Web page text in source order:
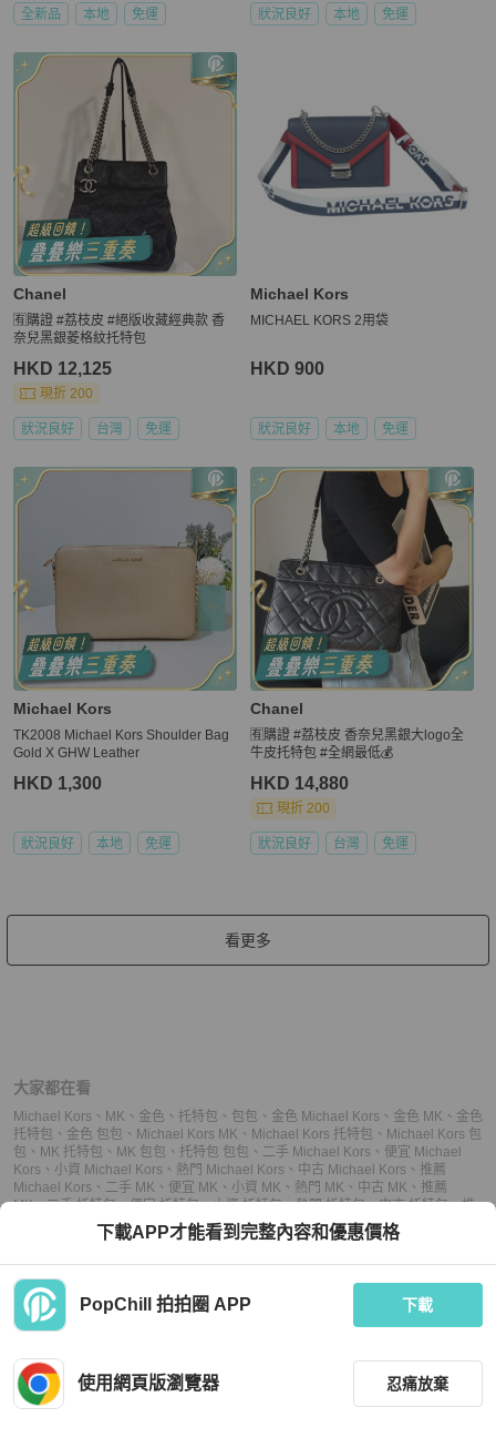
全新品 本地 免運 狀況良好 本地 免運
Chanel
🈶購證 #荔枝皮 #絕版收藏經典款 香
奈兒黑銀菱格紋托特包
HKD 12,125
現折 200
狀況良好 台灣 免運
Michael Kors
MICHAEL KORS 2用袋
HKD 900
狀況良好 本地 免運
Michael Kors
TK2008 Michael Kors Shoulder Bag
Gold X GHW Leather
HKD 1,300
狀況良好 本地 免運
Chanel
🈶購證 #荔枝皮 香奈兒黑銀大logo全
牛皮托特包 #全網最低💰
HKD 14,880
現折 200
狀況良好 台灣 免運
看更多
大家都在看
Michael Kors 、 MK 、 金色 、 托特包 、 包包 、 金色 Michael Kors 、 金色 MK 、 金色
托特包 、 金色 包包 、 Michael Kors MK 、 Michael Kors 托特包 、 Michael Kors 包
包 、 MK 托特包 、 MK 包包 、 托特包 包包 、 二手 Michael Kors 、 便宜 Michael
Kors 、 小資 Michael Kors 、 熱門 Michael Kors 、 中古 Michael Kors 、 推薦
Michael Kors 、 二手 MK 、 便宜 MK 、 小資 MK 、 熱門 MK 、 中古 MK 、 推薦
MK、二手 托特包、便宜 托特包、小資 托特包、熱門 托特包、中古 托特包、推
二手 包包、便宜 包包、小資 包包 、 熱門 包包、中古 包包
下載APP才能看到完整內容和優惠價格
PopChill 拍拍圈 APP 下載
使用網頁版瀏覽器 忍痛放棄